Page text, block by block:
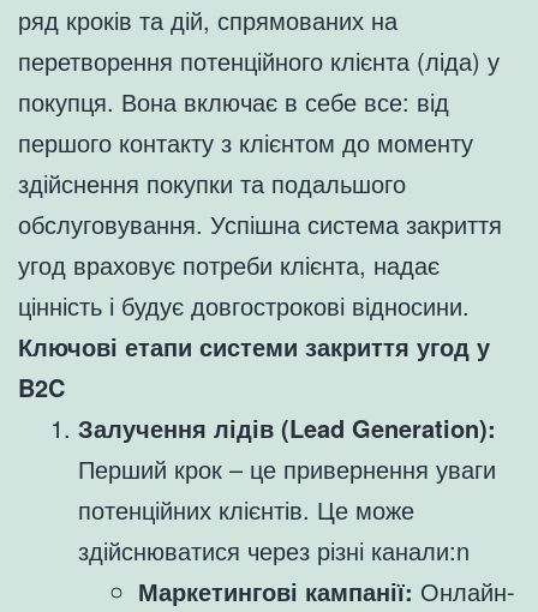
ряд кроків та дій, спрямованих на
перетворення потенційного клієнта (ліда) у
покупця. Вона включає в себе все: від
першого контакту з клієнтом до моменту
здійснення покупки та подальшого
обслуговування. Успішна система закриття
угод враховує потреби клієнта, надає
цінність і будує довгострокові відносини.
Ключові етапи системи закриття угод у
B2C
Залучення лідів (Lead Generation):
Перший крок – це привернення уваги
потенційних клієнтів. Це може
здійснюватися через різні канали:n
Маркетингові кампанії: Онлайн-